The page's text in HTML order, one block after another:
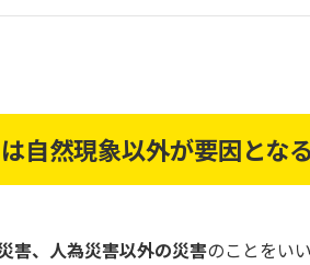
自然現象以外が要因とな
害、人為災害以外の災害のことをい